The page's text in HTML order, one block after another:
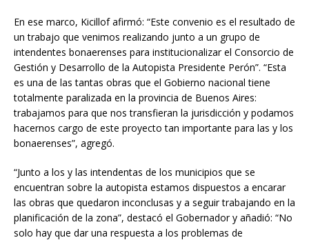
En ese marco, Kicillof afirmó: “Este convenio es el resultado de
un trabajo que venimos realizando junto a un grupo de
intendentes bonaerenses para institucionalizar el Consorcio de
Gestión y Desarrollo de la Autopista Presidente Perón”. “Esta
es una de las tantas obras que el Gobierno nacional tiene
totalmente paralizada en la provincia de Buenos Aires:
trabajamos para que nos transfieran la jurisdicción y podamos
hacernos cargo de este proyecto tan importante para las y los
bonaerenses”, agregó.
“Junto a los y las intendentas de los municipios que se
encuentran sobre la autopista estamos dispuestos a encarar
las obras que quedaron inconclusas y a seguir trabajando en la
planificación de la zona”, destacó el Gobernador y añadió: “No
solo hay que dar una respuesta a los problemas de